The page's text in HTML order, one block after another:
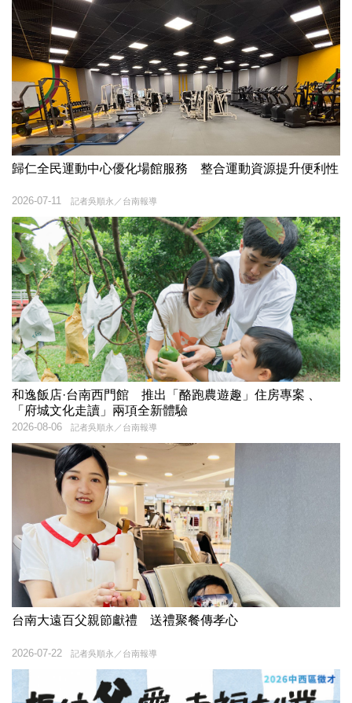
歸仁全民運動中心優化場館服務 整合運動資源提升便利性
記者吳順永／台南報導
2026-07-11
和逸飯店·台南西門館 推出「酪跑農遊趣」住房專案 、
「府城文化走讀」兩項全新體驗
記者吳順永／台南報導
2026-08-06
台南大遠百父親節獻禮 送禮聚餐傳孝心
記者吳順永／台南報導
2026-07-22